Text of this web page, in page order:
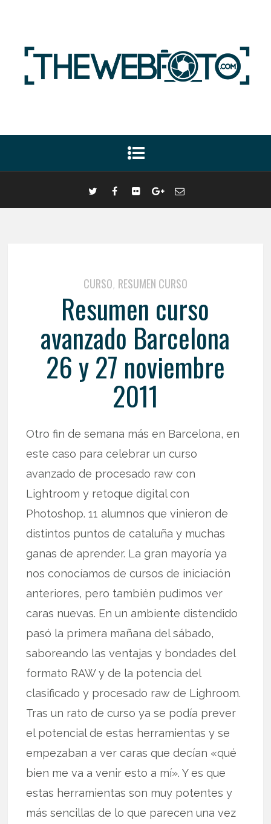
CURSO, RESUMEN CURSO
Resumen curso
avanzado Barcelona
26 y 27 noviembre
2011
Otro fin de semana más en Barcelona, en
este caso para celebrar un curso
avanzado de procesado raw con
Lightroom y retoque digital con
Photoshop. 11 alumnos que vinieron de
distintos puntos de cataluña y muchas
ganas de aprender. La gran mayoría ya
nos conocíamos de cursos de iniciación
anteriores, pero también pudimos ver
caras nuevas. En un ambiente distendido
pasó la primera mañana del sábado,
saboreando las ventajas y bondades del
formato RAW y de la potencia del
clasificado y procesado raw de Lighroom.
Tras un rato de curso ya se podía prever
el potencial de estas herramientas y se
empezaban a ver caras que decían «qué
bien me va a venir esto a mí». Y es que
estas herramientas son muy potentes y
más sencillas de lo que parecen una vez